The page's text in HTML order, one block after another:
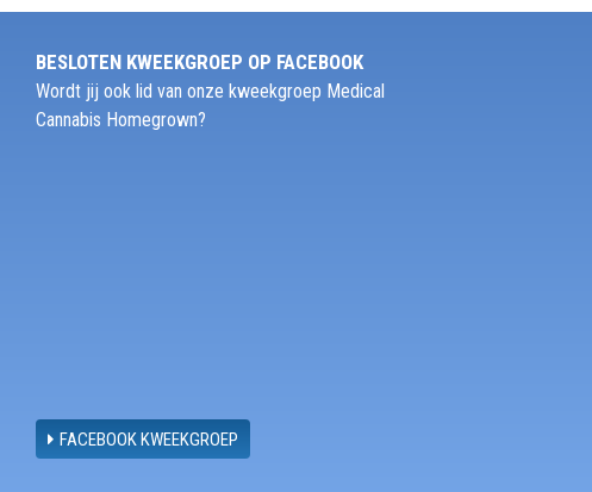
BESLOTEN KWEEKGROEP OP FACEBOOK
Wordt jij ook lid van onze kweekgroep Medical
Cannabis Homegrown?
FACEBOOK KWEEKGROEP